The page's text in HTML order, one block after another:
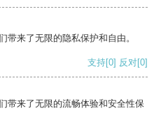
带来了无限的隐私保护和自由。
支持[0] 反对[0]
带来了无限的流畅体验和安全性保